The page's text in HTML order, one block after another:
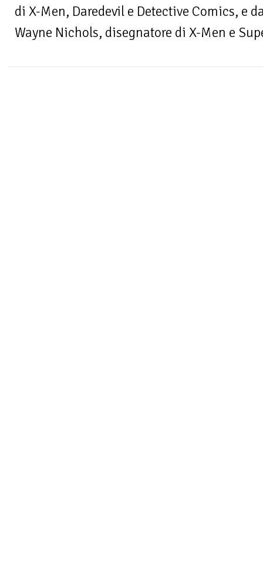
di X-Men, Daredevil e Detective Comics, e
Wayne Nichols, disegnatore di X-Men e